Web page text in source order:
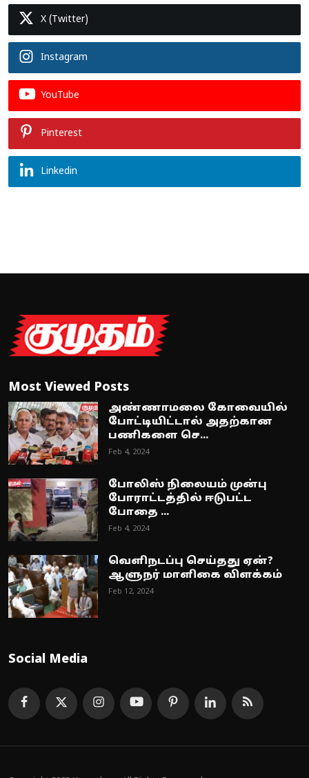
X (Twitter)
Instagram
YouTube
Pinterest
Linkedin
Most Viewed Posts
அண்ணாமலை கோவையில்
போட்டியிட்டால் அதற்கான
பணிகளை செ...
Feb 4, 2024
போலிஸ் நிலையம் முன்பு
போராட்டத்தில் ஈடுபட்ட
போதை ...
Feb 4, 2024
வெளிநடப்பு செய்தது ஏன்?
ஆளுநர் மாளிகை விளக்கம்
Feb 12, 2024
Social Media